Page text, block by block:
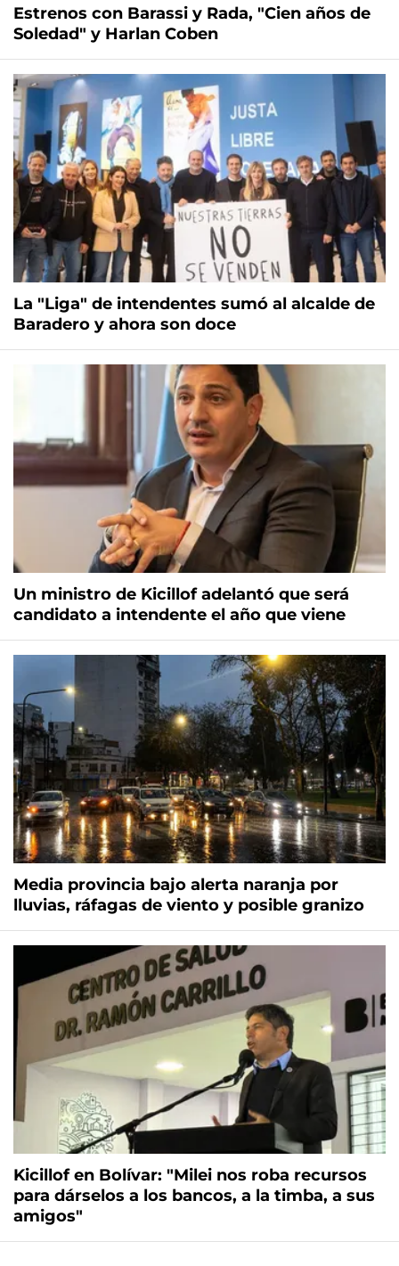
Estrenos con Barassi y Rada, "Cien años de
Soledad" y Harlan Coben
La "Liga" de intendentes sumó al alcalde de
Baradero y ahora son doce
Un ministro de Kicillof adelantó que será
candidato a intendente el año que viene
Media provincia bajo alerta naranja por
lluvias, ráfagas de viento y posible granizo
Kicillof en Bolívar: "Milei nos roba recursos
para dárselos a los bancos, a la timba, a sus
amigos"